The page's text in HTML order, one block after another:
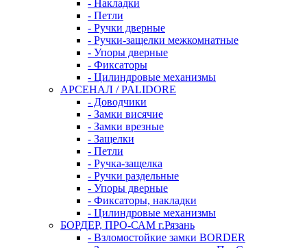
- Накладки
- Петли
- Ручки дверные
- Ручки-защелки межкомнатные
- Упоры дверные
- Фиксаторы
- Цилиндровые механизмы
АРСЕНАЛ / PALIDORE
- Доводчики
- Замки висячие
- Замки врезные
- Защелки
- Петли
- Ручка-защелка
- Ручки раздельные
- Упоры дверные
- Фиксаторы, накладки
- Цилиндровые механизмы
БОРДЕР, ПРО-САМ г.Рязань
- Взломостойкие замки BORDER